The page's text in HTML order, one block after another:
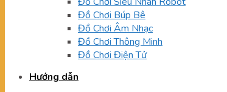
Đồ Chơi Búp Bê
Đồ Chơi Âm Nhạc
Đồ Chơi Thông Minh
Đồ Chơi Điện Tử
Hướng dẫn